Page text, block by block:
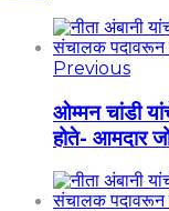
Previous
ओम्मन चांडी
होते- आमदार